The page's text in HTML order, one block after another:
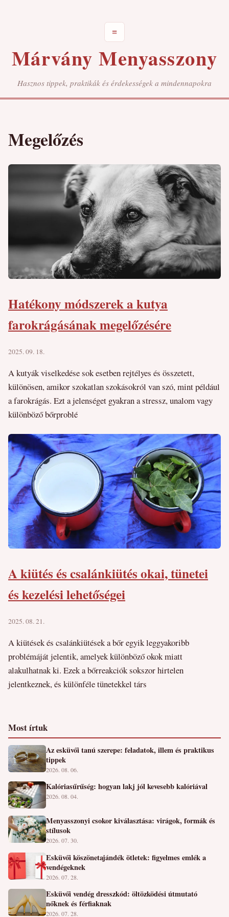
≡
Márvány Menyasszony
Hasznos tippek, praktikák és érdekességek a mindennapokra
Megelőzés
Hatékony módszerek a kutya
farokrágásának megelőzésére
2025. 09. 18.
A kutyák viselkedése sok esetben rejtélyes és összetett,
különösen, amikor szokatlan szokásokról van szó, mint például
a farokrágás. Ezt a jelenséget gyakran a stressz, unalom vagy
különböző bőrproblé
A kiütés és csalánkiütés okai, tünetei
és kezelési lehetőségei
2025. 08. 21.
A kiütések és csalánkiütések a bőr egyik leggyakoribb
problémáját jelentik, amelyek különböző okok miatt
alakulhatnak ki. Ezek a bőrreakciók sokszor hirtelen
jelentkeznek, és különféle tünetekkel társ
Most írtuk
Az esküvői tanú szerepe: feladatok, illem és praktikus
tippek
2026. 08. 06.
Kalóriasűrűség: hogyan lakj jól kevesebb kalóriával
2026. 08. 04.
Menyasszonyi csokor kiválasztása: virágok, formák és
stílusok
2026. 07. 30.
Esküvői köszönetajándék ötletek: figyelmes emlék a
vendégeknek
2026. 07. 28.
Esküvői vendég dresszkód: öltözködési útmutató
nőknek és férfiaknak
2026. 07. 28.